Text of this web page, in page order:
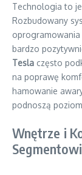
Technologia to
Rozbudowany
oprogramowania
bardzo
Tesla często
na poprawę
hamowanie
podnoszą
Wnętrze i